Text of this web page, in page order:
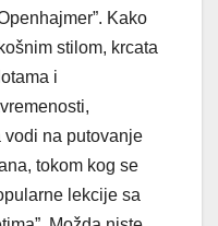
Kako
stilom, krcata
i
vodi na putovanje
tokom kog se
lekcije sa